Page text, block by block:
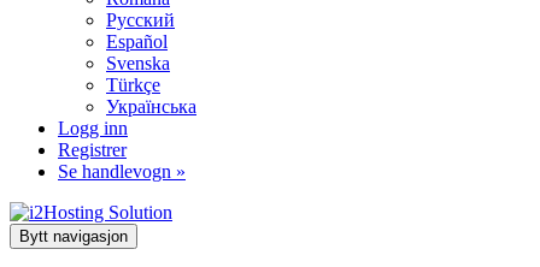
Русский
Español
Svenska
Türkçe
Українська
Logg inn
Registrer
Se handlevogn »
Bytt navigasjon